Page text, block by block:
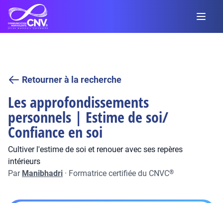
Retourner à la recherche
Les approfondissements
personnels | Estime de soi/
Confiance en soi
Cultiver l'estime de soi et renouer avec ses repères
intérieurs
Par Manibhadri · Formatrice certifiée du CNVC®